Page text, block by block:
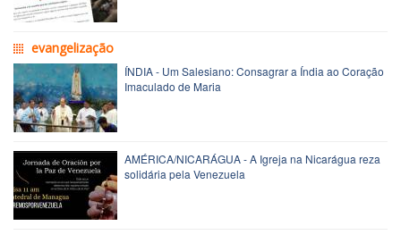
evangelização
ÍNDIA - Um Salesiano: Consagrar a Índia ao Coração
Imaculado de Maria
AMÉRICA/NICARÁGUA - A Igreja na Nicarágua reza
solidária pela Venezuela